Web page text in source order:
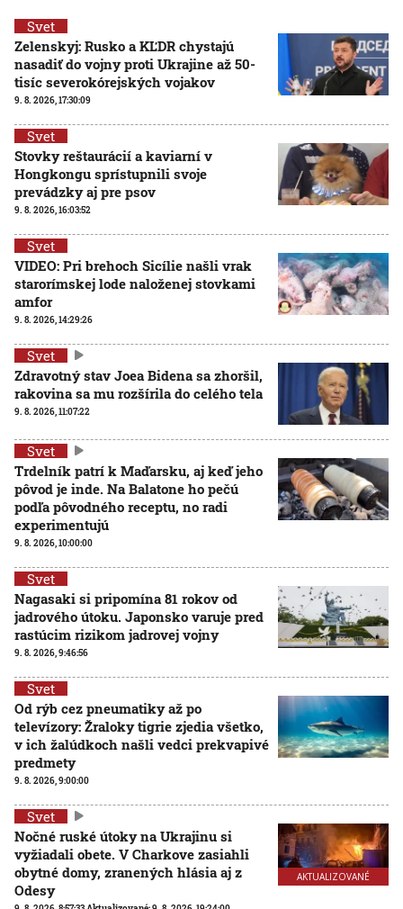
Svet
Zelenskyj: Rusko a KĽDR chystajú
nasadiť do vojny proti Ukrajine až 50-
tisíc severokórejských vojakov
9. 8. 2026, 17:30:09
Svet
Stovky reštaurácií a kaviarní v
Hongkongu sprístupnili svoje
prevádzky aj pre psov
9. 8. 2026, 16:03:52
Svet
VIDEO: Pri brehoch Sicílie našli vrak
starorímskej lode naloženej stovkami
amfor
9. 8. 2026, 14:29:26
Svet
Zdravotný stav Joea Bidena sa zhoršil,
rakovina sa mu rozšírila do celého tela
9. 8. 2026, 11:07:22
Svet
Trdelník patrí k Maďarsku, aj keď jeho
pôvod je inde. Na Balatone ho pečú
podľa pôvodného receptu, no radi
experimentujú
9. 8. 2026, 10:00:00
Svet
Nagasaki si pripomína 81 rokov od
jadrového útoku. Japonsko varuje pred
rastúcim rizikom jadrovej vojny
9. 8. 2026, 9:46:56
Svet
Od rýb cez pneumatiky až po
televízory: Žraloky tigrie zjedia všetko,
v ich žalúdkoch našli vedci prekvapivé
predmety
9. 8. 2026, 9:00:00
AKTUALIZOVANÉ
Svet
Nočné ruské útoky na Ukrajinu si
vyžiadali obete. V Charkove zasiahli
obytné domy, zranených hlásia aj z
Odesy